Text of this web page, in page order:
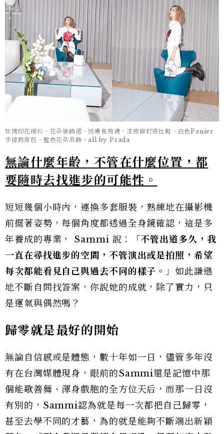
玫瑰印花襯衫、花朵裝飾裙、透膚長筒襪、漆皮鉚釘德比鞋、白色Panier
手提肩背包、藍色花朵吊飾，all by Prada
無論什麼年齡，不管在什麼位置，都
要隨時去找進步的可能性。
短短幾個小時內，連換多套服裝，熟練地在攝影機
前擺著姿勢，每個角度都透過全身鏡確認，這是多
年養成的專業， Sammi 說：「不管出道多久，我
一直在尋找進步的空間，不管演出或是拍照，希望
每次都能看見自己與過去不同的樣子。」如此謙遜
地不斷自問找答案，你說她的成就，除了實力，只
是運氣與偶然嗎？
歸零就是最好的開始
無論自信感或是體態，數十年如一日，儘管多年沒
有在台灣媒體現身，眼前的Sammi還是記憶中那
個能歌善舞、渾身戲胞的全方位天后，而那一日沒
有別的，Sammi認為就是每一次都把自己歸零，
甚至去學不同的才藝，為的就是能夠不斷端出新穎